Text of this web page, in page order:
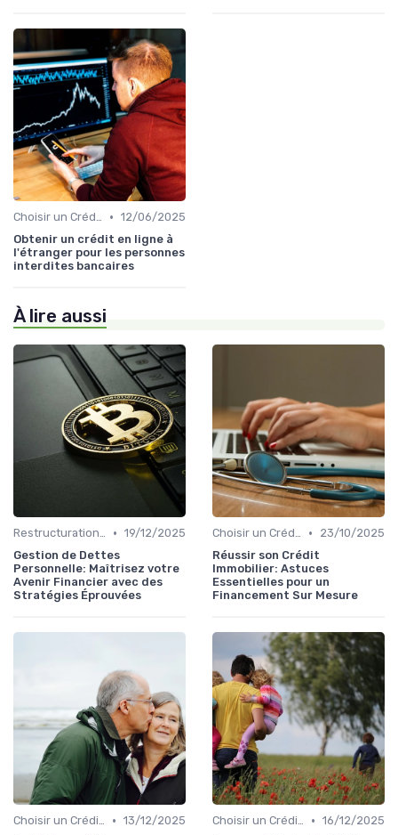
Choisir un Crédit Immobilier • 12/06/2025
Obtenir un crédit en ligne à
l'étranger pour les personnes
interdites bancaires
À lire aussi
Restructuration de Dettes • 19/12/2025
Gestion de Dettes
Personnelle: Maîtrisez votre
Avenir Financier avec des
Stratégies Éprouvées
Choisir un Crédit Immobilier •
23/10/2025
Réussir son Crédit
Immobilier: Astuces
Essentielles pour un
Financement Sur Mesure
Choisir un Crédit Immobilier • 13/12/2025
Choisir un Crédit Immobilier • 16/12/2025